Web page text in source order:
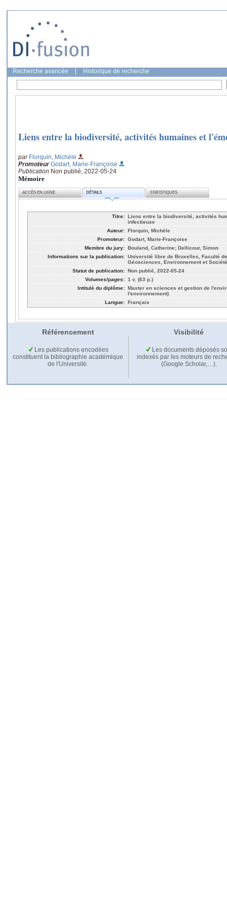
Recherche avancée Historique de recherche
Liens entre la biodiversité, activités humaines et
par Florquin, Michèle
Promoteur Godart, Marie-Françoise
Publication Non publié, 2022-05-24
Mémoire
ACCÈS EN LIGNE DÉTAILS STATISTIQUES
Titre: Liens entre la biodiversité, activités
infectieuse
Auteur: Florquin, Michèle
Promoteur: Godart, Marie-Françoise
Membre du jury: Bouland, Catherine; Dellicour, Simon
Informations sur la publication: Université libre de Bruxelles, Faculté
Géosciences, Environnement et
Statut de publication: Non publié, 2022-05-24
Volumes/pages: 1 v. (63 p.)
Intitulé du diplôme: Master en sciences et gestion de
l'environnement)
Langue: Français
Référencement Visibilité
Les publications encodées
constituent la bibliographie académique
de l'Université.
Les documents déposés
indexés par les moteurs de
(Google Scholar,…).